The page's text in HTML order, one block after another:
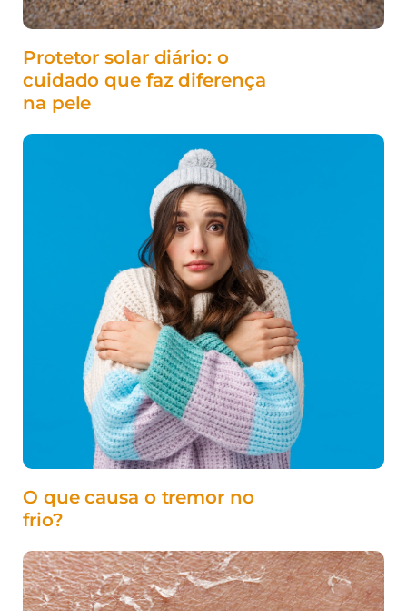
Protetor solar diário: o
cuidado que faz diferença
na pele
O que causa o tremor no
frio?